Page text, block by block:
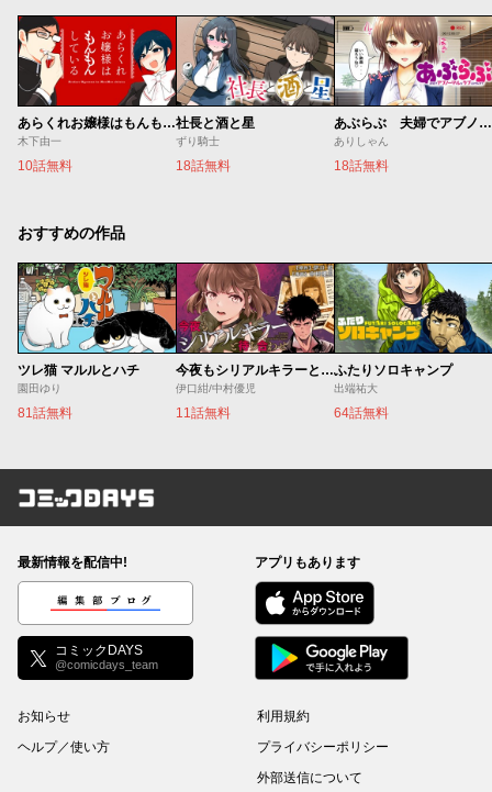
あらくれお嬢様はもんもんしている
木下由一
10話無料
社長と酒と星
ずり騎士
18話無料
あぶらぶ 夫婦でアブノーマルなラブしませんか？
ありしゃん
18話無料
おすすめの作品
ツレ猫 マルルとハチ
園田ゆり
81話無料
今夜もシリアルキラーと待ち合わせ
伊口紺/中村優児
11話無料
ふたりソロキャンプ
出端祐大
64話無料
コミックDAYS
最新情報を配信中!
編集部ブログ
コミックDAYS
@comicdays_team
アプリもあります
お知らせ
ヘルプ／使い方
利用規約
プライバシーポリシー
外部送信について